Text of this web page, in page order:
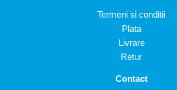
Termeni si conditii
Plata
Livrare
Retur
Contact